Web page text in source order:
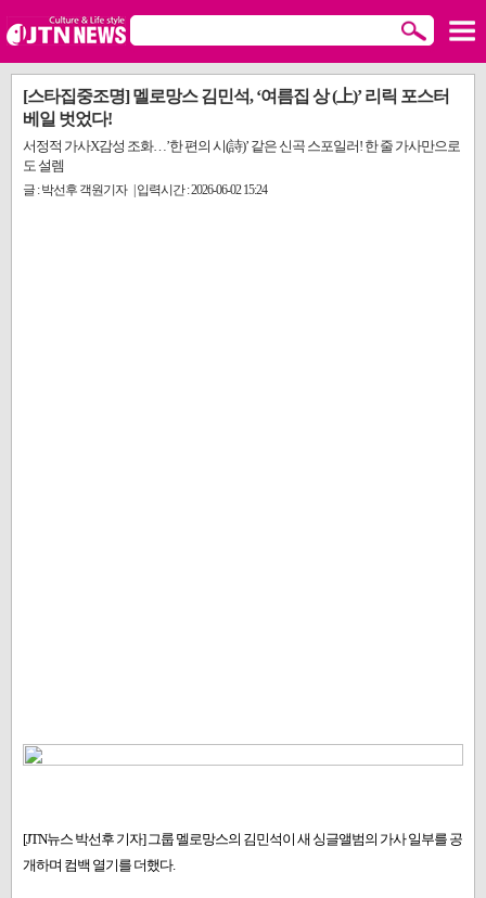
[스타집중조명] 멜로망스 김민석, ‘여름집 상 (上)’ 리릭 포스터
베일 벗었다!
서정적 가사X감성 조화…’한 편의 시(詩)’ 같은 신곡 스포일러! 한 줄 가사만으로
도 설렘
글 : 박선후 객원기자 | 입력시간 : 2026-06-02 15:24
[JTN뉴스 박선후 기자] 그룹 멜로망스의 김민석이 새 싱글앨범의 가사 일부를 공
개하며 컴백 열기를 더했다.